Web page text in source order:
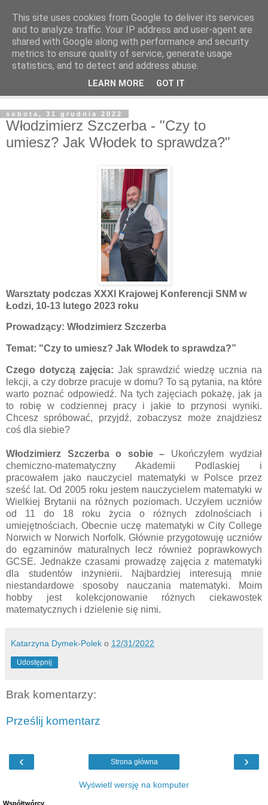
sobota, 31 grudnia 2022
Włodzimierz Szczerba - "Czy to
umiesz? Jak Włodek to sprawdza?"
Warsztaty podczas XXXI Krajowej Konferencji SNM w
Łodzi, 10-13 lutego 2023 roku
Prowadzący: Włodzimierz Szczerba
Temat: "Czy to umiesz? Jak Włodek to sprawdza?”
Czego dotyczą zajęcia: Jak sprawdzić wiedzę ucznia na
lekcji, a czy dobrze pracuje w domu? To są pytania, na które
warto poznać odpowiedź. Na tych zajęciach pokażę, jak ja
to robię w codziennej pracy i jakie to przynosi wyniki.
Chcesz spróbować, przyjdź, zobaczysz może znajdziesz
coś dla siebie?
Włodzimierz Szczerbao sobie– Ukończyłem wydział
chemiczno-matematyczny Akademii Podlaskiej i
pracowałem jako nauczyciel matematyki w Polsce przez
sześć lat. Od 2005 roku jestem nauczycielem matematyki w
Wielkiej Brytanii na różnych poziomach. Uczyłem uczniów
od 11 do 18 roku życia o różnych zdolnościach i
umiejętnościach. Obecnie uczę matematyki w City College
Norwich w Norwich Norfolk. Głównie przygotowuję uczniów
do egzaminów maturalnych lecz również poprawkowych
GCSE. Jednakże czasami prowadzę zajęcia z matematyki
dla studentów inżynierii. Najbardziej interesują mnie
niestandardowe sposoby nauczania matematyki. Moim
hobby jest kolekcjonowanie różnych ciekawostek
matematycznych i dzielenie się nimi.
Katarzyna Dymek-Polek o 12/31/2022
Udostępnij
Brak komentarzy:
Prześlij komentarz
‹ ›
Strona główna
Wyświetl wersję na komputer
Współtwórcy
This site uses cookies from Google to deliver its services
and to analyze traffic. Your IP address and user-agent are
shared with Google along with performance and security
metrics to ensure quality of service, generate usage
statistics, and to detect and address abuse.
LEARN MORE GOT IT